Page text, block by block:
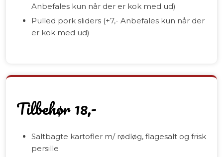
Anbefales kun når der er kok med ud)
Pulled pork sliders (+7,- Anbefales kun når der
er kok med ud)
Tilbehør 18,-
Saltbagte kartofler m/ rødløg, flagesalt og frisk
persille